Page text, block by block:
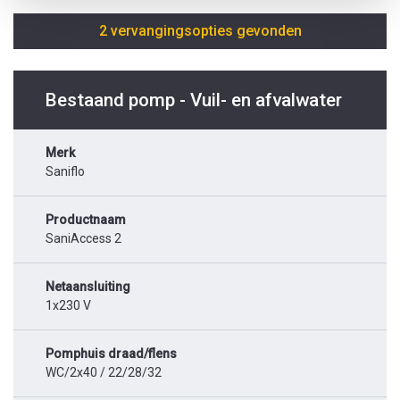
2 vervangingsopties gevonden
Bestaand pomp - Vuil- en afvalwater
Merk
Saniflo
Productnaam
SaniAccess 2
Netaansluiting
1x230 V
Pomphuis draad/flens
WC/2x40 / 22/28/32